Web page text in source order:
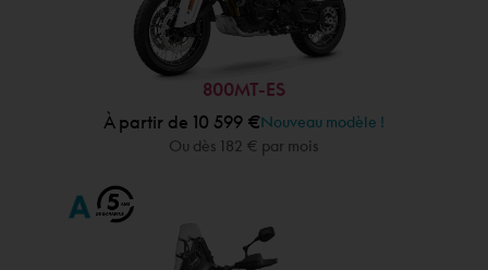
800MT-ES
À partir de 10 599 €Nouveau modèle !
Ou dès 182 € par mois